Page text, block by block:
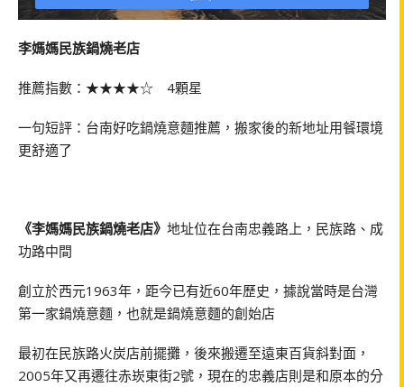
李媽媽民族鍋燒老店
推薦指數：★★★★☆ 4顆星
一句短評：台南好吃鍋燒意麵推薦，搬家後的新地址用餐環境
更舒適了
《李媽媽民族鍋燒老店》 地址位在台南忠義路上，民族路、成
功路中間
創立於西元1963年，距今已有近60年歷史，據說當時是台灣
第一家鍋燒意麵，也就是鍋燒意麵的創始店
最初在民族路火炭店前擺攤，後來搬遷至遠東百貨斜對面，
2005年又再遷往赤崁東街2號，現在的忠義店則是和原本的分